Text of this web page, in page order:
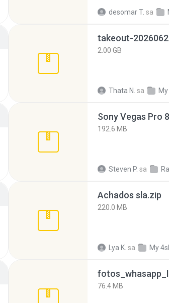
desomar T. sa
takeout-
2.00 GB
Thata N. sa
192.6 MB
Steven P. sa
Achados sla.zip
220.0 MB
Lya K. sa My
76.4 MB